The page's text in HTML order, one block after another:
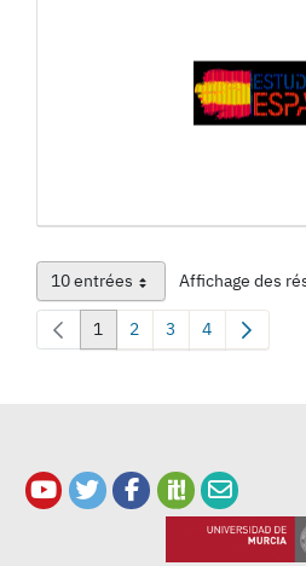
10 entrées
Par page Affichage des
Page
1 Page
2 Page
3 Page
4